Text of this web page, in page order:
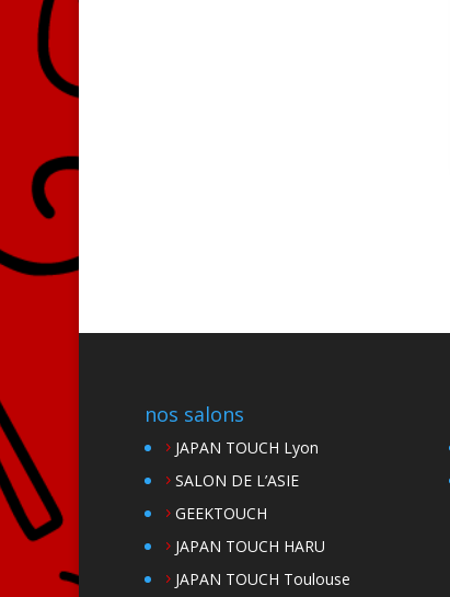
nos salons
JAPAN TOUCH Lyon
SALON DE L’ASIE
GEEKTOUCH
JAPAN TOUCH HARU
JAPAN TOUCH Toulouse